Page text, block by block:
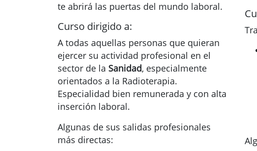
te abrirá las puertas del mundo laboral.
Curso dirigido a:
A todas aquellas personas que quieran
ejercer su actividad profesional en el
sector de la Sanidad, especialmente
orientados a la Radioterapia.
Especialidad bien remunerada y con alta
inserción laboral.
Algunas de sus salidas profesionales
más directas: